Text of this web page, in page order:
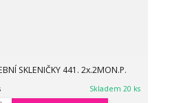
SKLENIČKY 441. 2x.2MON.P.
Skladem 20 ks